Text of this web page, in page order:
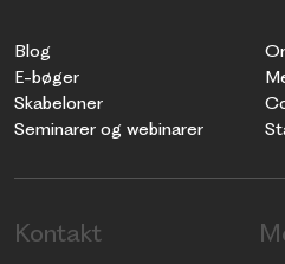
Blog
E-bøger
Skabeloner
Seminarer og webinarer
Kontakt